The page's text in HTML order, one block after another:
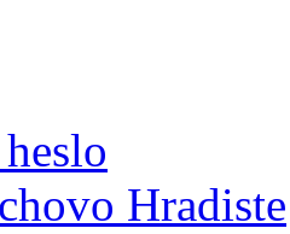
Hradiste